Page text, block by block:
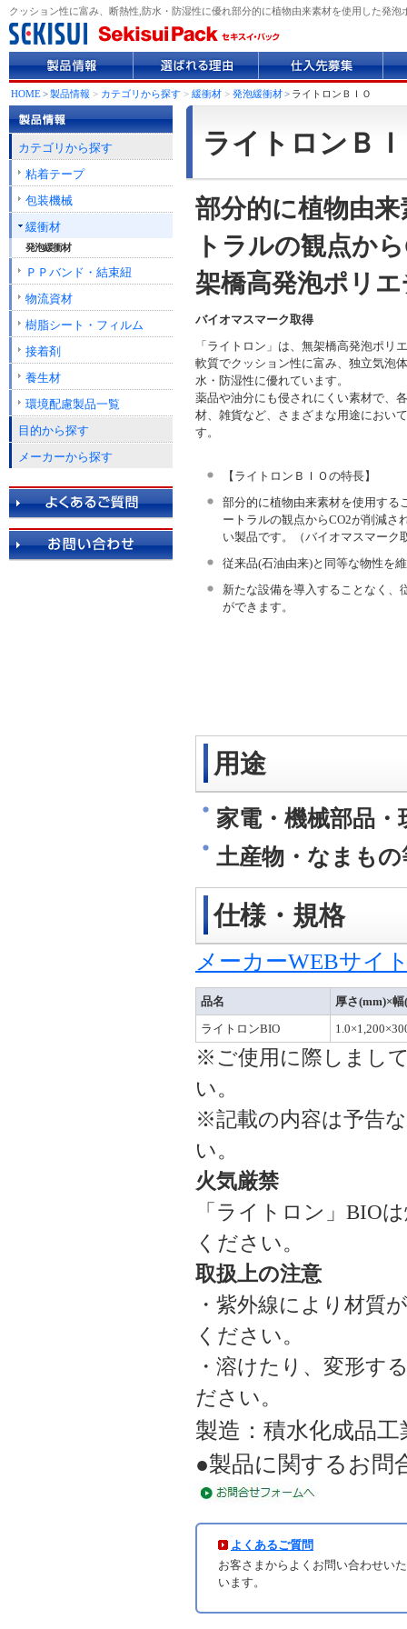
クッション性に富み、断熱性,防水・防湿性に優れ部分的に植物由来素材を使用した発
品
情
報
ば
れ
理
入
先
業
HOME>製品情報 > カテゴリから探す > 緩衝材 > 発泡緩衝材> ライトロンＢＩＯ
ライトロンＢ
部分的に植物由
トラルの観点か
架橋高発泡ポリ
バイオマスマーク取得
「ライトロン」は、無架橋高発泡ポリ
軟質でクッション性に富み、独立気泡
水・防湿性に優れています。
薬品や油分にも侵されにくい素材で、
材、雑貨など、さまざまな用途におい
す。
【ライトロンＢＩＯの特長】
部分的に植物由来素材を使用する
ートラルの観点からCO2が削減さ
い製品です。（バイオマスマーク
従来品(石油由来)と同等な物性を
新たな設備を導入することなく、
ができます。
用途
家電・機械部品
土産物・なまも
仕様・規格
メーカーWEBサイ
品名
厚さ(mm)×
ライトロンBIO
※ご使用に際しまし
い。
※記載の内容は予告
い。
火気厳禁
「ライトロン」BIO
ください。
取扱上の注意
・紫外線により材質
ください。
・溶けたり、変形す
ださい。
製造：積水化成品工
●製品に関するお問
よくあるご質問
お客さまからよくお問い合わせい
います。
カテゴリから探す
粘着テープ
包装機械
緩衝材
発泡緩衝材
ＰＰバンド・結束紐
物流資材
樹脂シート・フィルム
接着剤
養生材
環境配慮製品一覧
目的から探す
メーカーから探す